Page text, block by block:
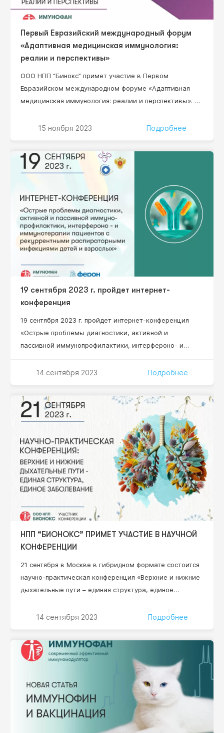
Первый Евразийский международный форум
«Адаптивная медицинская иммунология:
реалии и перспективы»
ООО НПП “Бинокс” примет участие в Первом
Евразийском международном форуме «Адаптивная
медицинская иммунология: реалии и перспективы». В
здравоохранения высшего звена, руководители
специалисты в области клинической,
фундаментальной иммунологии, адаптивной
медицинской иммунологии и адаптационной
15 ноября 2023 Подробнее
19 сентября 2023 г. пройдет интернет-
конференция
19 сентября 2023 г. пройдет интернет-конференция
«Острые проблемы диагностики, активной и
пассивной иммунопрофилактики, интерфероно- и
респираторными инфекциями, детей и взрослых»
Вадимовна – д.м.н., профессор, профессор кафедры
клинической иммунологии, аллергологии и
адаптологии ФНМО МИ, ФГАОУ ВО «Российский
университет дружбы народов» Минобрнауки РФ,
профессор кафедры иммунопатологии и
иммунодиагностики…
14 сентября 2023 Подробнее
НПП “БИОНОКС” ПРИМЕТ УЧАСТИЕ В НАУЧНОЙ
КОНФЕРЕНЦИИ
21 сентября в Москве в гибридном формате состоится
научно-практическая конференция «Верхние и нижние
дыхательные пути – единая структура, единое
подходы к диагностике, лечению и профилактике
основе взаимодействия врачей различных
специальностей. Благодаря гибридному формату, в
конференции примут участие спикеры из нескольких
городов России. Мероприятие пройдет…
14 сентября 2023 Подробнее